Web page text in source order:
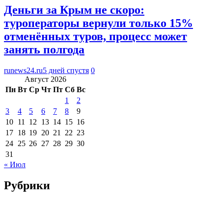
Деньги за Крым не скоро:
туроператоры вернули только 15%
отменённых туров, процесс может
занять полгода
runews24.ru5 дней спустя 0
Август 2026
Пн Вт Ср Чт Пт Сб Вс
1
2
3
4 5 6 7 8
9
10 11 12 13 14 15 16
17 18 19 20 21 22 23
24 25 26 27 28 29 30
31
« Июл
Рубрики